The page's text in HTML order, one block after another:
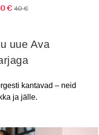
€ 40 €
uue Ava
kantavad – neid
ja jälle.